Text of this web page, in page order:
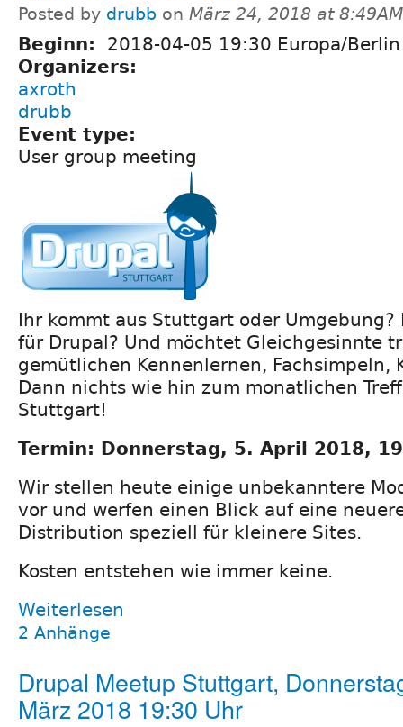
Posted by drubb on März 24, 2018 at 8:49AM
Beginn:
2018-04-05 19:30 Europa/Berlin
Organizers:
axroth
drubb
Event type:
User group meeting
Ihr kommt aus Stuttgart oder Umgebung?
für Drupal? Und möchtet Gleichgesinnte
gemütlichen Kennenlernen, Fachsimpeln,
Dann nichts wie hin zum monatlichen
Stuttgart!
Termin: Donnerstag, 5. April 2018,
Wir stellen heute einige unbekanntere
vor und werfen einen Blick auf eine
Distribution speziell für kleinere Sites.
Kosten entstehen wie immer keine.
Weiterlesen
2 Anhänge
Drupal Meetup Stuttgart,
März 2018 19:30 Uhr